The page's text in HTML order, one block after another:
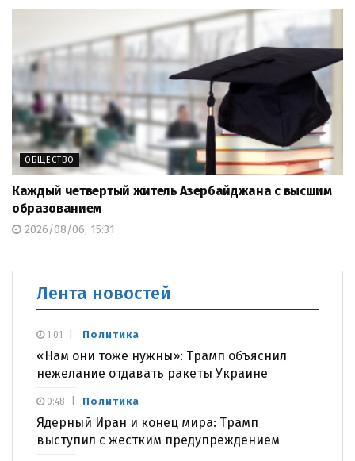
ОБЩЕСТВО
Каждый четвертый житель Азербайджана с высшим
образованием
2026/08/06, 15:31
Лента новостей
Политика
«Нам они тоже нужны»: Трамп объяснил
нежелание отдавать ракеты Украине
1:01
Политика
Ядерный Иран и конец мира: Трамп
выступил с жестким предупреждением
0:48